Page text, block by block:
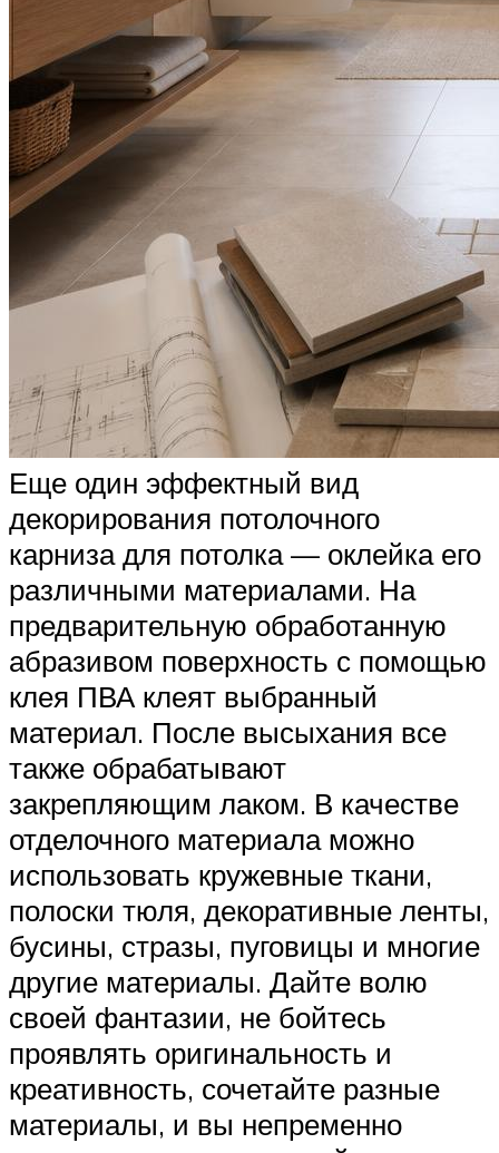
Еще один эффектный вид
декорирования потолочного
карниза для потолка — оклейка его
различными материалами. На
предварительную обработанную
абразивом поверхность с помощью
клея ПВА клеят выбранный
материал. После высыхания все
также обрабатывают
закрепляющим лаком. В качестве
отделочного материала можно
использовать кружевные ткани,
полоски тюля, декоративные ленты,
бусины, стразы, пуговицы и многие
другие материалы. Дайте волю
своей фантазии, не бойтесь
проявлять оригинальность и
креативность, сочетайте разные
материалы, и вы непременно